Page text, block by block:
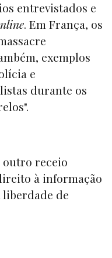
entrevistados e
. Em França, os
exemplos
e
durante os
outro receio
à informação
de